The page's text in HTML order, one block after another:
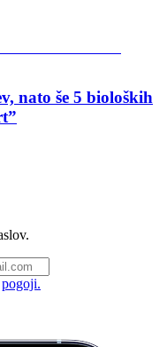
nato še 5 bioloških
pogoji.